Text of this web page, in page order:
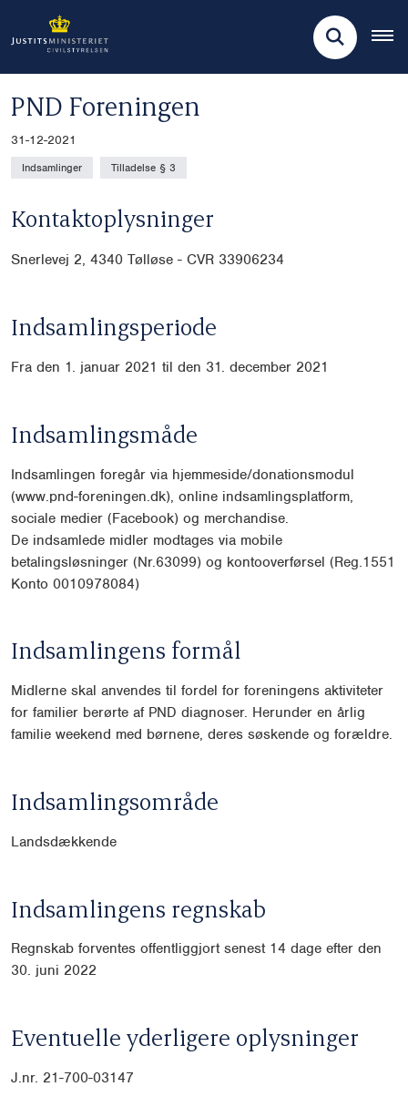
PND Foreningen
31-12-2021
Indsamlinger Tilladelse § 3
Kontaktoplysninger
Snerlevej 2, 4340 Tølløse - CVR 33906234
Indsamlingsperiode
Fra den 1. januar 2021 til den 31. december 2021
Indsamlingsmåde
Indsamlingen foregår via hjemmeside/donationsmodul
(www.pnd-foreningen.dk), online indsamlingsplatform,
sociale medier (Facebook) og merchandise.
De indsamlede midler modtages via mobile
betalingsløsninger (Nr.63099) og kontooverførsel (Reg.1551
Konto 0010978084)
Indsamlingens formål
Midlerne skal anvendes til fordel for foreningens aktiviteter
for familier berørte af PND diagnoser. Herunder en årlig
familie weekend med børnene, deres søskende og forældre.
Indsamlingsområde
Landsdækkende
Indsamlingens regnskab
Regnskab forventes offentliggjort senest 14 dage efter den
30. juni 2022
Eventuelle yderligere oplysninger
J.nr. 21-700-03147